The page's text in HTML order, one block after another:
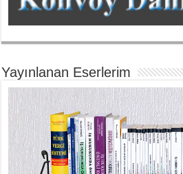
Yayınlanan Eserlerim